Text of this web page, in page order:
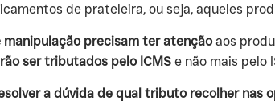
de prateleira, ou seja, aqueles
manipulação precisam ter atençãoaos
ser tributados pelo ICMS e não mais pelo
a dúvida de qual tributo recolher